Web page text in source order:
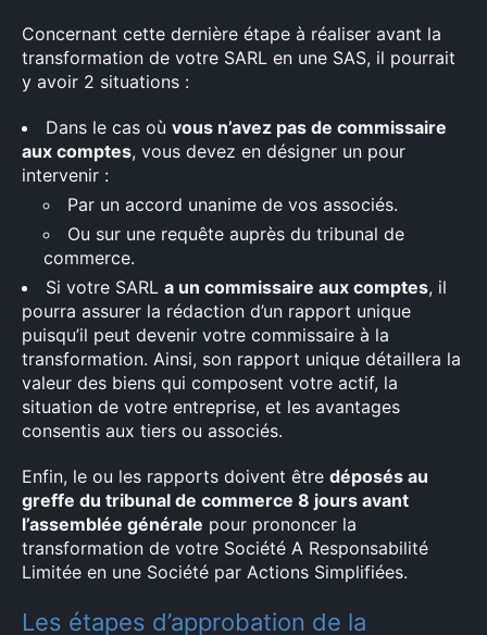
Concernant cette dernière étape à réaliser avant la
transformation de votre SARL en une SAS, il pourrait
y avoir 2 situations :
Dans le cas où vous n’avez pas de commissaire
aux comptes, vous devez en désigner un pour
intervenir :
Par un accord unanime de vos associés.
Ou sur une requête auprès du tribunal de
commerce.
Si votre SARL a un commissaire aux comptes, il
pourra assurer la rédaction d’un rapport unique
puisqu’il peut devenir votre commissaire à la
transformation. Ainsi, son rapport unique détaillera la
valeur des biens qui composent votre actif, la
situation de votre entreprise, et les avantages
consentis aux tiers ou associés.
Enfin, le ou les rapports doivent être déposés au
greffe du tribunal de commerce 8 jours avant
l’assemblée générale pour prononcer la
transformation de votre Société A Responsabilité
Limitée en une Société par Actions Simplifiées.
Les étapes d’approbation de la